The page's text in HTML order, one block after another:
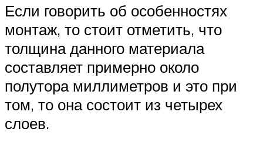
Если говорить об особенностях
монтаж, то стоит отметить, что
толщина данного материала
составляет примерно около
полутора миллиметров и это при
том, то она состоит из четырех
слоев.